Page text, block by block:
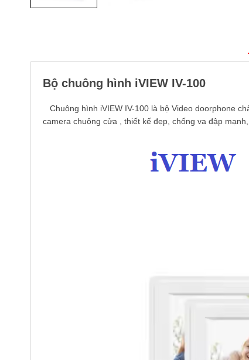
Bộ chuông hình iVIEW IV-100
Chuông hình iVIEW IV-100 là bộ Video doorphone
camera chuông cửa , thiết kế đẹp, chống va đập